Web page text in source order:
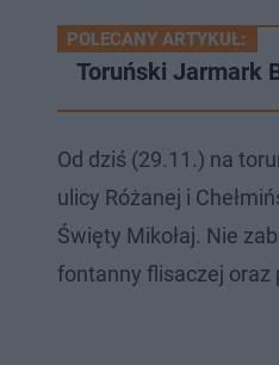
POLECANY ARTYKUŁ:
Toruński Jarmark
Od dziś (29.11.) na
ulicy Różanej i
Święty Mikołaj. Nie
fontanny flisaczej oraz